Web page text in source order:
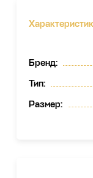
Бренд:
Тип:
Размер: